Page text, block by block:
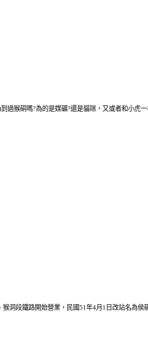
過猴硐嗎?為的是媒礦?還是貓咪，又或者和小虎
洞段鐵路開始營業，民國51年4月1日改站名為侯